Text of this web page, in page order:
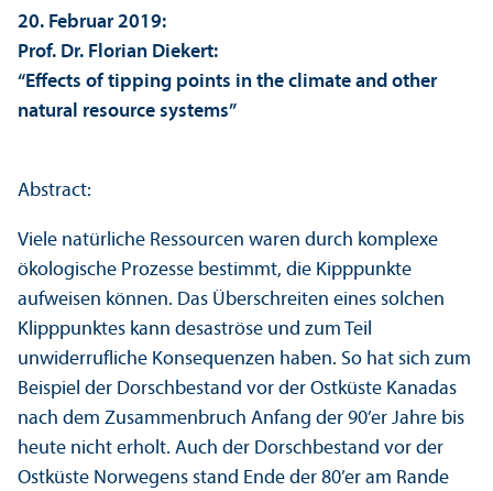
20. Februar 2019:
Prof. Dr. Florian Diekert:
“Effects of tipping points in the climate and other
natural resource systems”
Abstract:
Viele natürliche Ressourcen waren durch komplexe
ökologische Prozesse bestimmt, die Kipppunkte
aufweisen können. Das Über­schreiten eines solchen
Klipppunktes kann desaströse und zum Teil
unwiderrufliche Konsequenzen haben. So hat sich zum
Beispiel der Dorschbestand vor der Ostküste Kanadas
nach dem Zusammenbruch Anfang der 90’er Jahre bis
heute nicht erholt. Auch der Dorschbestand vor der
Ostküste Norwegens stand Ende der 80’er am Rande